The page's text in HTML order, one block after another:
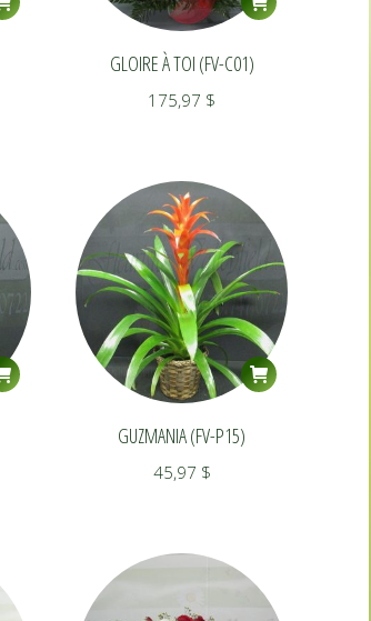
GLOIRE À TOI (FV-C01)
175,97 $
GUZMANIA (FV-P15)
45,97 $